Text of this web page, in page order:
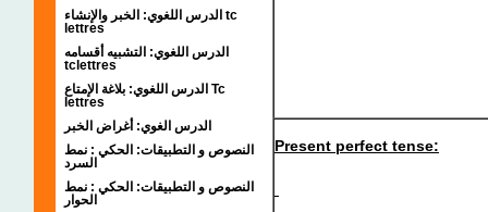
الدرس اللغوي: الخبر والإنشاء tc
lettres
الدرس اللغوي: التشبيه أقسامه
tclettres
الدرس اللغوي: بلاغة الإمتاع Tc
lettres
الدرس الغوي: أغراض الخبر
النصوص و التطبيقات: الحكي : نمط
السرد
النصوص و التطبيقات: الحكي : نمط
الحوار
Present perfect tense: